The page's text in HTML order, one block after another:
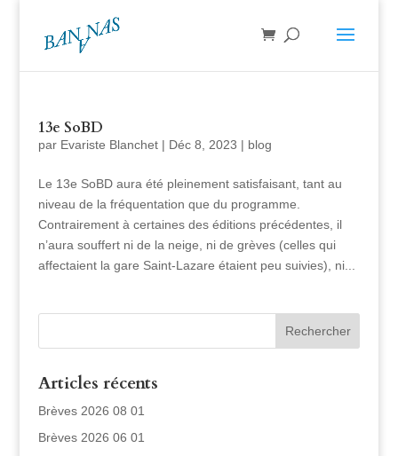
13e SoBD
par Evariste Blanchet| Déc 8, 2023 | blog
Le 13e SoBD aura été pleinement satisfaisant, tant au
niveau de la fréquentation que du programme.
Contrairement à certaines des éditions précédentes, il
n’aura souffert ni de la neige, ni de grèves (celles qui
affectaient la gare Saint-Lazare étaient peu suivies), ni...
Articles récents
Brèves 2026 08 01
Brèves 2026 06 01